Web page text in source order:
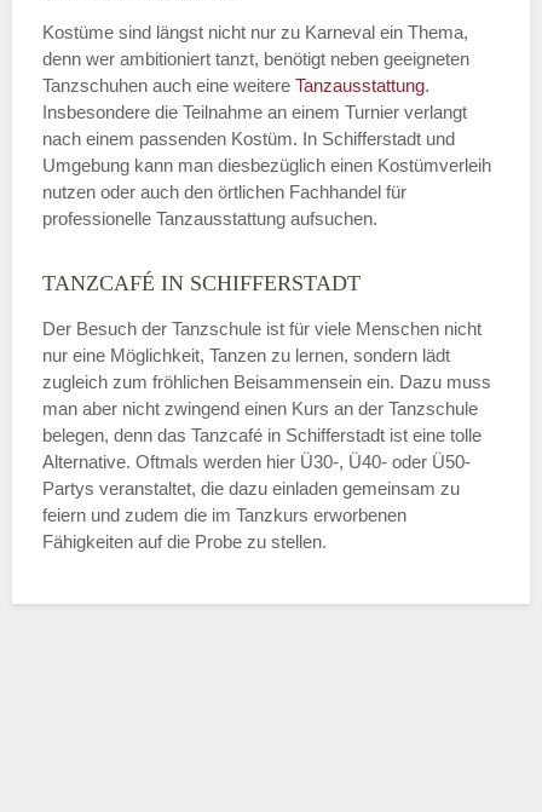
Kostüme sind längst nicht nur zu Karneval ein Thema,
denn wer ambitioniert tanzt, benötigt neben geeigneten
Tanzschuhen auch eine weitere Tanzausstattung.
Insbesondere die Teilnahme an einem Turnier verlangt
nach einem passenden Kostüm. In Schifferstadt und
Umgebung kann man diesbezüglich einen Kostümverleih
nutzen oder auch den örtlichen Fachhandel für
professionelle Tanzausstattung aufsuchen.
TANZCAFÉ IN SCHIFFERSTADT
Der Besuch der Tanzschule ist für viele Menschen nicht
nur eine Möglichkeit, Tanzen zu lernen, sondern lädt
zugleich zum fröhlichen Beisammensein ein. Dazu muss
man aber nicht zwingend einen Kurs an der Tanzschule
belegen, denn das Tanzcafé in Schifferstadt ist eine tolle
Alternative. Oftmals werden hier Ü30-, Ü40- oder Ü50-
Partys veranstaltet, die dazu einladen gemeinsam zu
feiern und zudem die im Tanzkurs erworbenen
Fähigkeiten auf die Probe zu stellen.